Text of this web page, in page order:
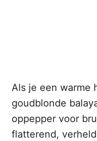
Als je een warme
goudblonde
oppepper voor
flatterend,